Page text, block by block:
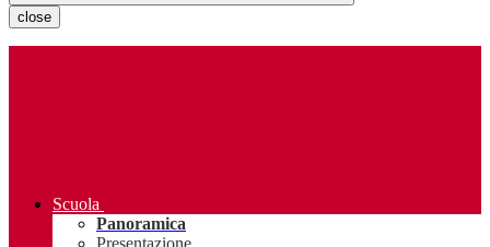
close
Scuola
Panoramica